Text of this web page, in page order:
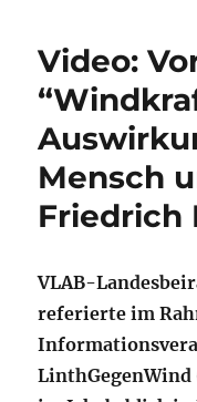
Video:
Mensch
Friedrich
VLAB-
referierte im
LinthGegenWind